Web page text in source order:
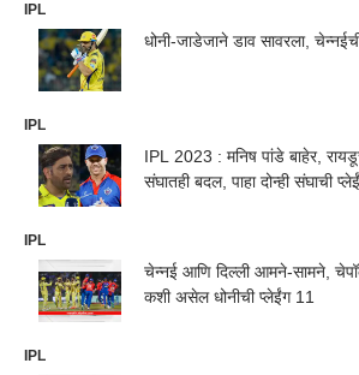
IPL
धोनी-जाडेजाने डाव सावरला,
IPL
IPL 2023 : मनिष पांडे बाहेर,
संघातही बदल, पाहा दोन्ही संघाची
IPL
चेन्नई आणि दिल्ली आमने-सामने,
कशी असेल धोनीची प्लेईंग 11
IPL